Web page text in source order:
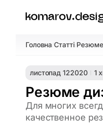
Головна/Статті/
листопад 122020 1
Резюме
Для многих
качественное